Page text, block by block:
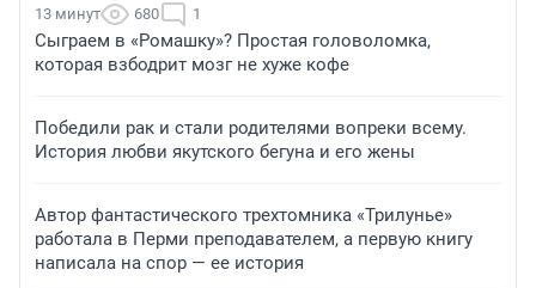
13 минут 680 1
Сыграем в «Ромашку»? Простая головоломка,
которая взбодрит мозг не хуже кофе
Победили рак и стали родителями вопреки всему.
История любви якутского бегуна и его жены
Автор фантастического трехтомника «Трилунье»
работала в Перми преподавателем, а первую книгу
написала на спор — ее история